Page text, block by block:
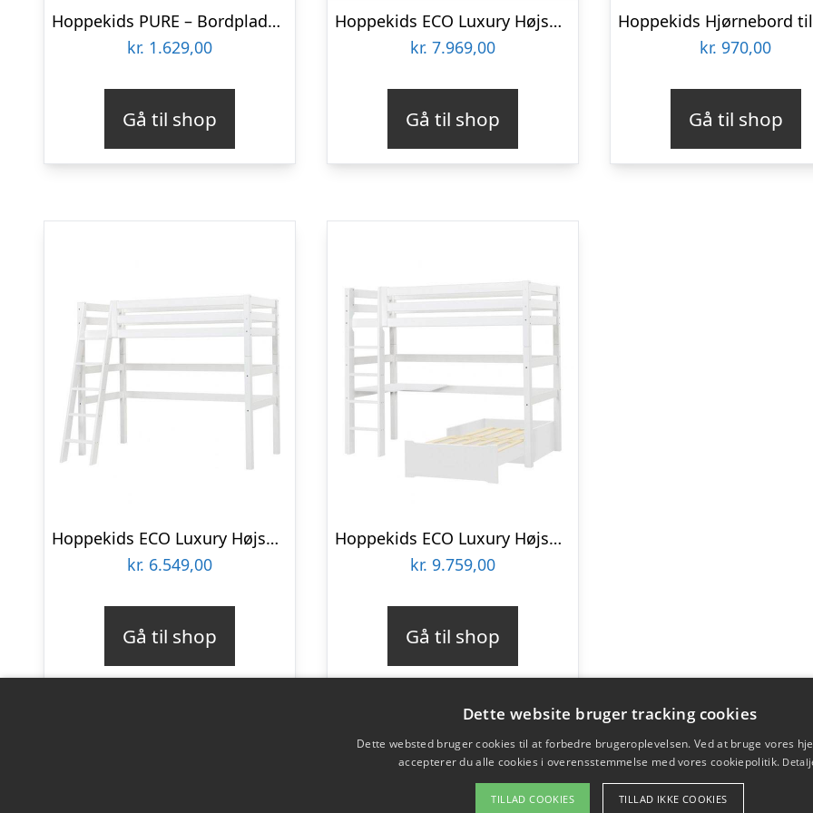
Hoppekids PURE – Bordplade til PURE Halvhøj Seng – Hvid
kr. 1.629,00
Gå til shop
Hoppekids ECO Luxury Højseng med stige og bordplade : Erling Christensen Møbler
kr. 7.969,00
Gå til shop
kr. 970,00
Gå til shop
Hoppekids ECO Luxury Højseng med skrå stige : Erling Christensen Møbler
kr. 6.549,00
Gå til shop
Hoppekids ECO Luxury Højseng med hjørnebord og lounge modul – 90×200 cm : Erling Christensen Møbler
kr. 9.759,00
Gå til shop
Dette website bruger tracking cookies
Dette websted bruger cookies til at forbedre brugeroplevelsen. Ved at bruge vores
accepterer du alle cookies i overensstemmelse med vores cookiepolitik.
TILLAD COOKIES TILLAD IKKE COOKIES